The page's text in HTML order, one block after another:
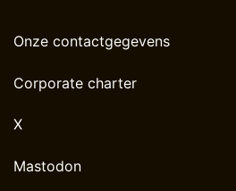
Onze contactgegevens
Corporate charter
X
Mastodon